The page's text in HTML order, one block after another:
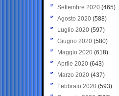
Settembre 2020(465)
Agosto 2020 (588)
Luglio 2020 (597)
Giugno 2020 (580)
Maggio 2020 (618)
Aprile 2020 (643)
Marzo 2020 (437)
Febbraio 2020 (593)